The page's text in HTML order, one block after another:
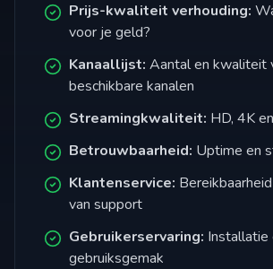
Prijs-kwaliteit verhouding:
voor je geld?
Kanaallijst: Aantal en kwaliteit
beschikbare kanalen
Streamingkwaliteit: HD, 4K
Betrouwbaarheid: Uptime en
Klantenservice:
van support
Gebruikerservaring: Installatie
gebruiksgemak